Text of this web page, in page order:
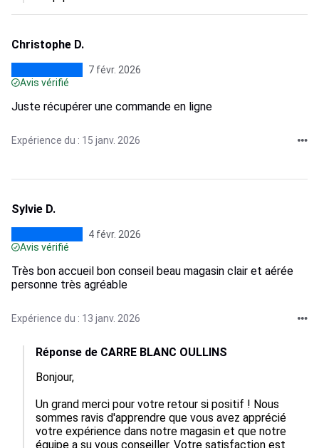
Christophe D.
7 févr. 2026
Avis vérifié
Juste récupérer une commande en ligne
Expérience du : 15 janv. 2026
Sylvie D.
4 févr. 2026
Avis vérifié
Très bon accueil bon conseil beau magasin clair et aérée
personne très agréable
Expérience du : 13 janv. 2026
Réponse de CARRE BLANC OULLINS
Bonjour,
Un grand merci pour votre retour si positif ! Nous
sommes ravis d'apprendre que vous avez apprécié
votre expérience dans notre magasin et que notre
équipe a su vous conseiller. Votre satisfaction est